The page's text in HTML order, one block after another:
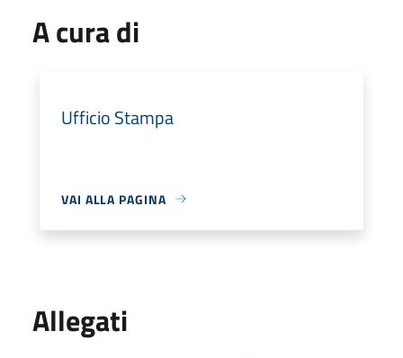
A cura di
Ufficio Stampa
VAI ALLA PAGINA
Allegati